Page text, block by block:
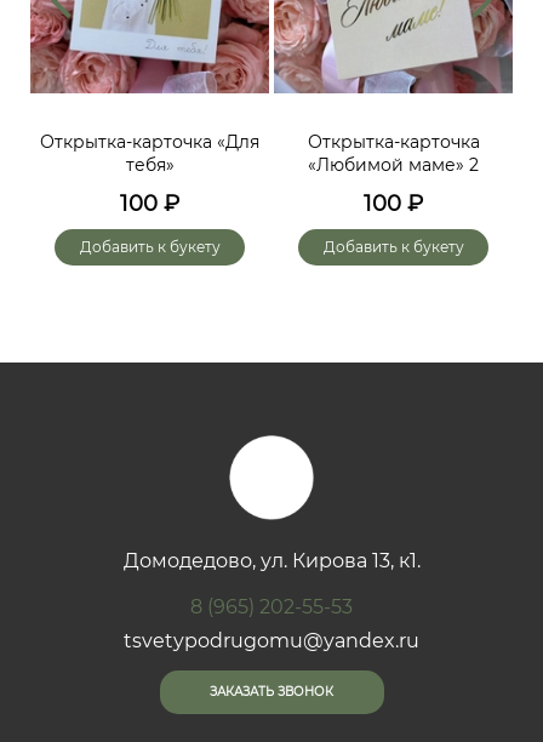
Открытка-карточка «Для
тебя»
100 ₽
Добавить к букету
Открытка-карточка
«Любимой маме» 2
100 ₽
Добавить к букету
Домодедово, ул. Кирова 13, к1.
8 (965) 202-55-53
tsvetypodrugomu@yandex.ru
ЗАКАЗАТЬ ЗВОНОК